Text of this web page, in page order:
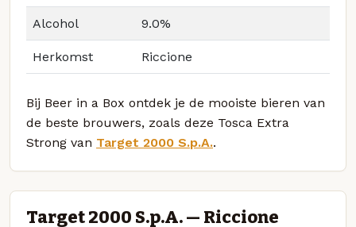
Alcohol 9.0%
Herkomst Riccione
Bij Beer in a Box ontdek je de mooiste bieren van
de beste brouwers, zoals deze Tosca Extra
Strong van Target 2000 S.p.A..
Target 2000 S.p.A. — Riccione